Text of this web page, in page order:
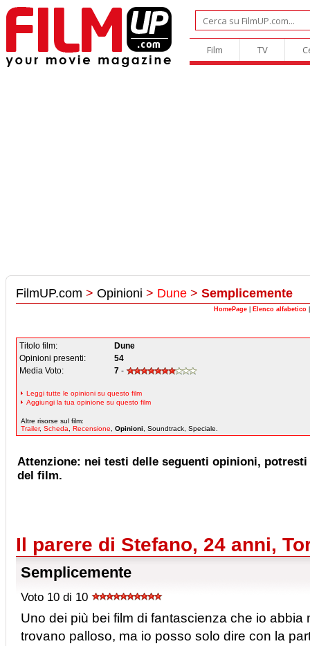
Film TV
FilmUP.com > Opinioni > Dune > Semplicemente
HomePage Elenco alfabetico
Titolo film:
Dune
Opinioni presenti:
54
Media Voto:
7 -
Leggi tutte le opinioni su questo film
Aggiungi la tua opinione su questo film
Altre risorse sul film:
Trailer, Scheda Recensione Opinioni , Soundtrack, Speciale.
Attenzione: nei testi delle seguenti opinioni,
del film.
Il parere di Stefano, 24 anni,
Semplicemente
Voto 10 di 10
Uno dei più bei film di fantascienza che io abbia
trovano palloso, ma io posso solo dire con la